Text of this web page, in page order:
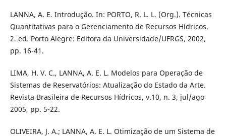
LANNA, A. E. Introdução. In: PORTO, R. L. L. (Org.). Técnicas
Quantitativas para o Gerenciamento de Recursos Hídricos.
2. ed. Porto Alegre: Editora da Universidade/UFRGS, 2002,
pp. 16-41.
LIMA, H. V. C., LANNA, A. E. L. Modelos para Operação de
Sistemas de Reservatórios: Atualização do Estado da Arte.
Revista Brasileira de Recursos Hídricos, v.10, n. 3, jul/ago
2005, pp. 5-22.
OLIVEIRA, J. A.; LANNA, A. E. L. Otimização de um Sistema de